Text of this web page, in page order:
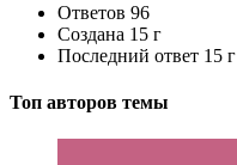
Ответов 96
Создана 15 г
Последний ответ 15 г
Топ авторов темы